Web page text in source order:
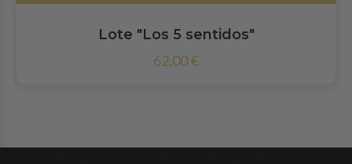
Lote "Los 5 sentidos"
62,00 €